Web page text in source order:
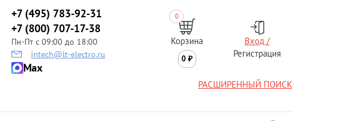
+7 (495) 783-92-31
+7 (800) 707-17-38
Пн-Пт с 09:00 до 18:00
intech@lt-electro.ru
Max
0
Корзина
0 ₽
Вход /
Регистрация
РАСШИРЕННЫЙ ПОИСК